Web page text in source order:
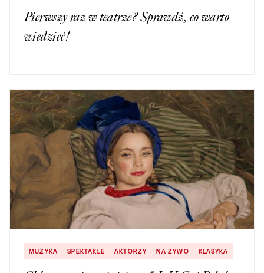
Pierwszy raz w teatrze? Sprawdź, co warto
wiedzieć!
MUZYKA SPEKTAKLE AKTORZY NA ŻYWO KLASYKA